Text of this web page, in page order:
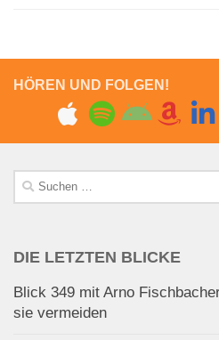
HÖREN UND FOLGEN!
Suchen
nach:
DIE LETZTEN BLICKE
Blick 349 mit Arno
sie vermeiden